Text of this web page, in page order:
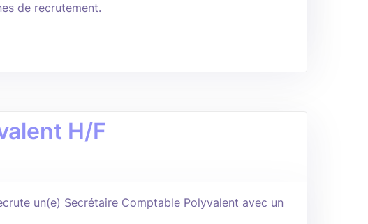
de recrutement.
H/F
un(e) Secrétaire Comptable Polyvalent avec un